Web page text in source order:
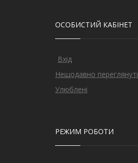
ОСОБИСТИЙ КАБІНЕТ
Вхід
Нещодавно переглянуті
Улюблені
РЕЖИМ РОБОТИ